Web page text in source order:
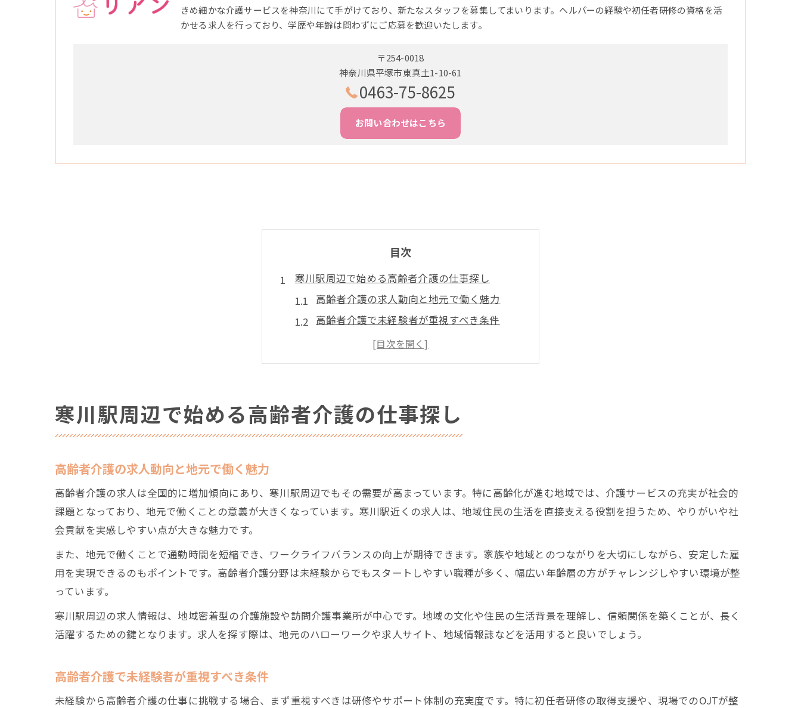
きめ細かな介護サービスを神奈川にて手がけており、新たなスタッフを募集してまいります。ヘルパーの経験や初任者研修の資格を活
かせる求人を行っており、学歴や年齢は問わずにご応募を歓迎いたします。
〒254-0018
神奈川県平塚市東真土1-10-61
0463-75-8625
お問い合わせはこちら
目次
寒川駅周辺で始める高齢者介護の仕事探し
高齢者介護の求人動向と地元で働く魅力
高齢者介護で未経験者が重視すべき条件
高齢者介護の職場環境と安定就労の秘訣
高齢者介護と地域密着型キャリアの作り方
高齢者介護の雇用現場と寒川駅近くの魅力
高齢者介護雇用現場の特徴と就職傾向
高齢者介護の仕事選びで重視すべき点
高齢者介護現場における働きがいの実感
高齢者介護未経験者が始めるための準備
高齢者介護転職で役立つスキルと心構え
高齢者介護で安心して始める最初の一歩
高齢者介護の仕事に活かせる実践的学び方
高齢者介護現場で重視されるシニアの強み
寒川駅周辺で始める高齢者介護の仕事探し
高齢者介護の求人動向と地元で働く魅力
高齢者介護の求人は全国的に増加傾向にあり、寒川駅周辺でもその需要が高まっています。特に高齢化が進む地域では、介護サービスの充実が社会的
課題となっており、地元で働くことの意義が大きくなっています。寒川駅近くの求人は、地域住民の生活を直接支える役割を担うため、やりがいや社
会貢献を実感しやすい点が大きな魅力です。
また、地元で働くことで通勤時間を短縮でき、ワークライフバランスの向上が期待できます。家族や地域とのつながりを大切にしながら、安定した雇
用を実現できるのもポイントです。高齢者介護分野は未経験からでもスタートしやすい職種が多く、幅広い年齢層の方がチャレンジしやすい環境が整
っています。
寒川駅周辺の求人情報は、地域密着型の介護施設や訪問介護事業所が中心です。地域の文化や住民の生活背景を理解し、信頼関係を築くことが、長く
活躍するための鍵となります。求人を探す際は、地元のハローワークや求人サイト、地域情報誌などを活用すると良いでしょう。
高齢者介護で未経験者が重視すべき条件
未経験から高齢者介護の仕事に挑戦する場合、まず重視すべきは研修やサポート体制の充実度です。特に初任者研修の取得支援や、現場でのOJTが整